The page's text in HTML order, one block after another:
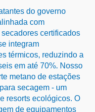
do governo
com
certificados
integram
térmicos, reduzindo a
em até 70%. Nosso
metano de estações
secagem - um
resorts ecológicos. O
de equipamentos